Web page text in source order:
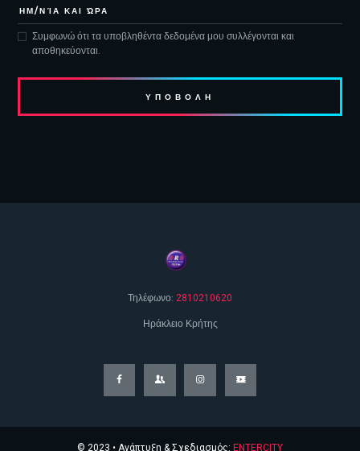
Συμφωνώ ότι τα υποβληθέντα δεδομένα μου συλλέγονται και
αποθηκεύονται.
Ηράκλειο Κρήτης
Τηλέφωνο: 2810210620
© 2023 • Ανάπτυξη & Σχεδιασμός: ENTERCITY